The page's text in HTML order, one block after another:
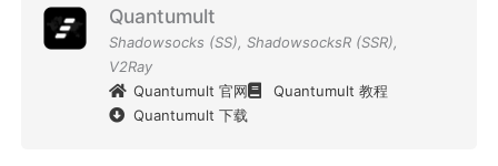
Quantumult
Shadowsocks (SS), ShadowsocksR (SSR),
V2Ray
Quantumult 官网
Quantumult 教程
Quantumult 下载